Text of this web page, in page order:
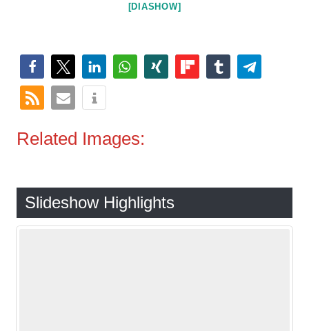
[DIASHOW]
Related Images:
Slideshow Highlights